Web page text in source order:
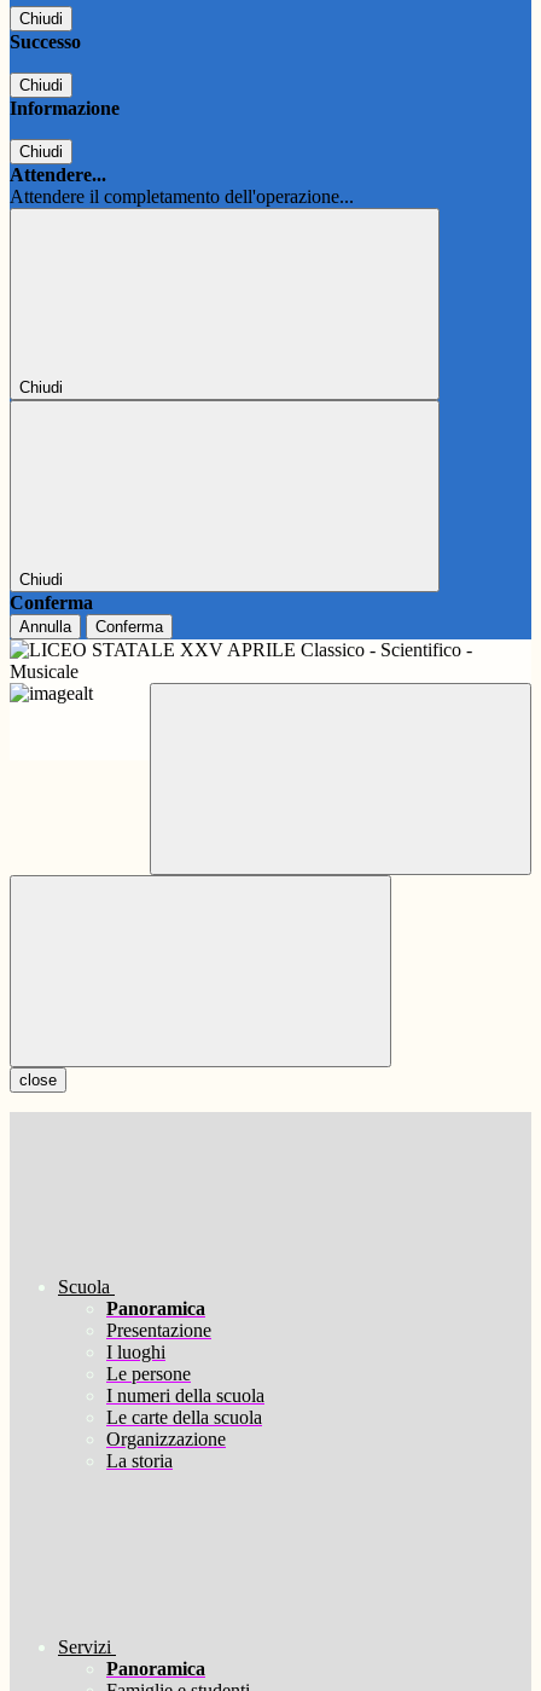
Chiudi
Successo
Chiudi
Informazione
Chiudi
Attendere...
Attendere il completamento dell'operazione...
Chiudi
Chiudi
Conferma
Annulla Conferma
close
Scuola
Panoramica
Presentazione
I luoghi
Le persone
I numeri della scuola
Le carte della scuola
Organizzazione
La storia
Servizi
Panoramica